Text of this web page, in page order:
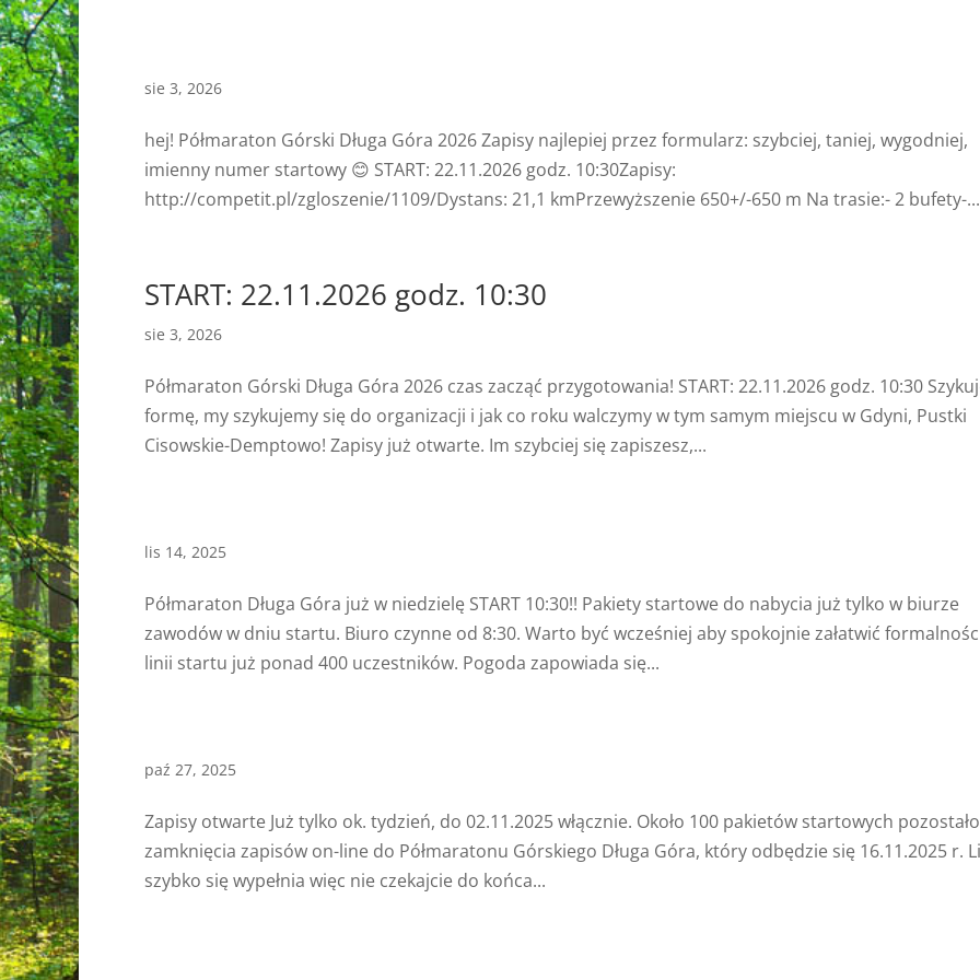
sie 3, 2026
hej! Półmaraton Górski Długa Góra 2026 Zapisy najlepiej przez formularz: szybciej, taniej, wygodniej,
imienny numer startowy 😊 START: 22.11.2026 godz. 10:30Zapisy:
http://competit.pl/zgloszenie/1109/Dystans: 21,1 kmPrzewyższenie 650+/-650 m Na trasie:- 2 bufety-...
START: 22.11.2026 godz. 10:30
sie 3, 2026
Półmaraton Górski Długa Góra 2026 czas zacząć przygotowania! START: 22.11.2026 godz. 10:30
formę, my szykujemy się do organizacji i jak co roku walczymy w tym samym miejscu w Gdyni, Pustki
Cisowskie-Demptowo! Zapisy już otwarte. Im szybciej się zapiszesz,...
lis 14, 2025
Półmaraton Długa Góra już w niedzielę START 10:30!! Pakiety startowe do nabycia już tylko w biurze
zawodów w dniu startu. Biuro czynne od 8:30. Warto być wcześniej aby spokojnie załatwić
linii startu już ponad 400 uczestników. Pogoda zapowiada się...
paź 27, 2025
Zapisy otwarte Już tylko ok. tydzień, do 02.11.2025 włącznie. Około 100 pakietów startowych
zamknięcia zapisów on-line do Półmaratonu Górskiego Długa Góra, który odbędzie się 16.11.2025 r.
szybko się wypełnia więc nie czekajcie do końca...